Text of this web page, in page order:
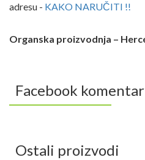
adresu - KAKO NARUČITI !!
Organska proizvodnja –
Facebook
Ostali proizvodi